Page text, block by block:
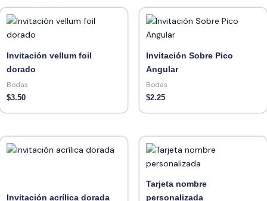
Invitación vellum foil
dorado
Bodas
$3.50
Invitación Sobre Pico
Angular
Bodas
$2.25
Invitación acrílica dorada
Tarjeta nombre
personalizada